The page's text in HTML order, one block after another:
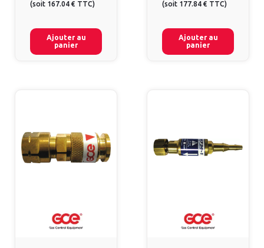
(soit 167.04 € TTC)
Ajouter au
panier
(soit 177.84 € TTC)
Ajouter au
panier